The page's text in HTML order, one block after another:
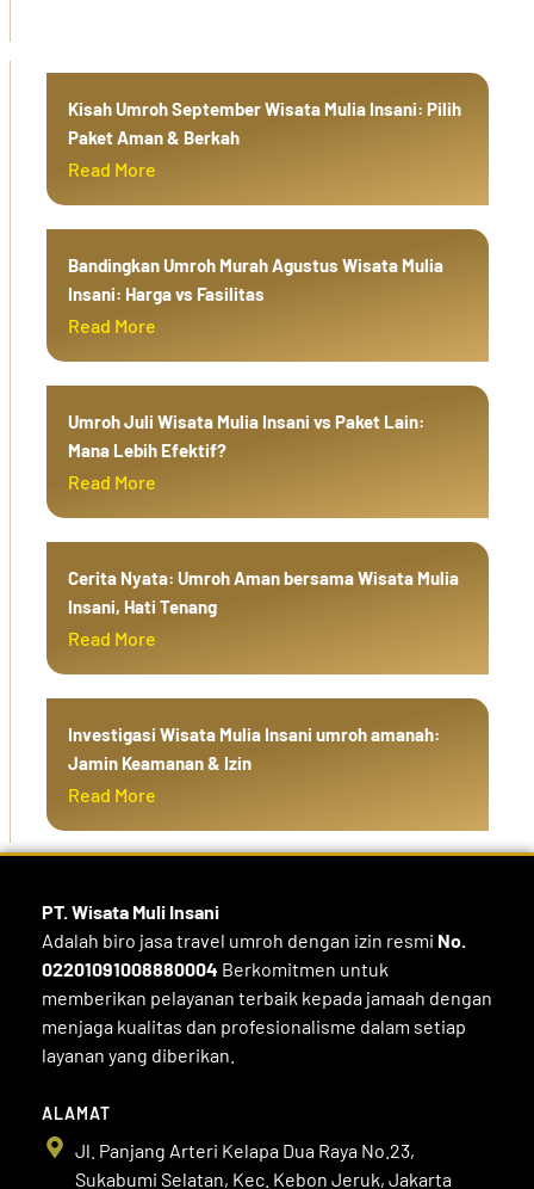
Kisah Umroh September Wisata Mulia Insani: Pilih
Paket Aman & Berkah
Read More
Bandingkan Umroh Murah Agustus Wisata Mulia
Insani: Harga vs Fasilitas
Read More
Umroh Juli Wisata Mulia Insani vs Paket Lain:
Mana Lebih Efektif?
Read More
Cerita Nyata: Umroh Aman bersama Wisata Mulia
Insani, Hati Tenang
Read More
Investigasi Wisata Mulia Insani umroh amanah:
Jamin Keamanan & Izin
Read More
PT. Wisata Muli Insani
Adalah biro jasa travel umroh dengan izin resmi No.
02201091008880004 Berkomitmen untuk
memberikan pelayanan terbaik kepada jamaah dengan
menjaga kualitas dan profesionalisme dalam setiap
layanan yang diberikan.
ALAMAT
Jl. Panjang Arteri Kelapa Dua Raya No.23,
Sukabumi Selatan, Kec. Kebon Jeruk, Jakarta